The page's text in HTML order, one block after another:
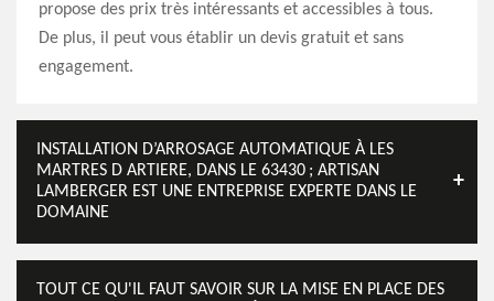
propose des prix très intéressants et accessibles à tous.
De plus, il peut vous établir un devis gratuit et sans
engagement.
INSTALLATION D’ARROSAGE AUTOMATIQUE À LES
MARTRES D ARTIERE, DANS LE 63430 ; ARTISAN
LAMBERGER EST UNE ENTREPRISE EXPERTE DANS LE
DOMAINE
TOUT CE QU'IL FAUT SAVOIR SUR LA MISE EN PLACE DES